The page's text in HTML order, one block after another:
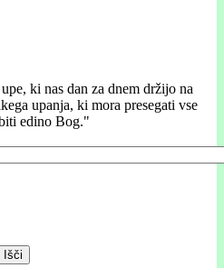
ki nas dan za dnem držijo na
upanja, ki mora presegati vse
edino Bog."